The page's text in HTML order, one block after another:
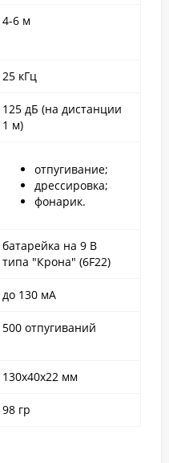
4-6 м
25 кГц
125 дБ (на дистанции
1 м)
отпугивание;
дрессировка;
фонарик.
батарейка на 9 В
типа "Крона" (6F22)
до 130 мА
500 отпугиваний
130х40х22 мм
98 гр